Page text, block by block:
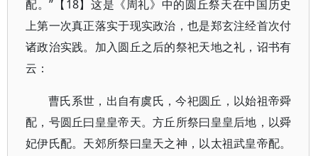
配。”【18】这是《周礼》中的圆丘祭天在中国历史
上第一次真正落实于现实政治，也是郑玄注经首次付
诸政治实践。加入圆丘之后的祭祀天地之礼，诏书有
云：
曹氏系世，出自有虞氏，今祀圆丘，以始祖帝舜
配，号圆丘曰皇皇帝天。方丘所祭曰皇皇后地，以舜
妃伊氏配。天郊所祭曰皇天之神，以太祖武皇帝配。